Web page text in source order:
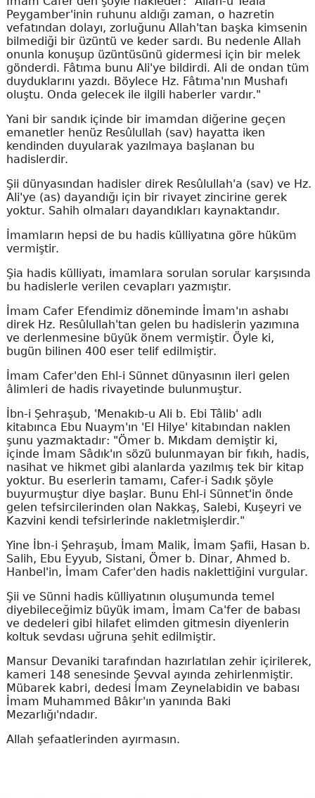
Peygamber'inin ruhunu aldığı zaman, o hazretin
vefatından dolayı, zorluğunu Allah'tan başka kimsenin
bilmediği bir üzüntü ve keder sardı. Bu nedenle Allah
onunla konuşup üzüntüsünü gidermesi için bir melek
gönderdi. Fâtıma bunu Ali'ye bildirdi. Ali de ondan tüm
duyduklarını yazdı. Böylece Hz. Fâtıma'nın Mushafı
oluştu. Onda gelecek ile ilgili haberler vardır."
Yani bir sandık içinde bir imamdan diğerine geçen
emanetler henüz Resûlullah (sav) hayatta iken
kendinden duyularak yazılmaya başlanan bu
hadislerdir.
Şii dünyasından hadisler direk Resûlullah'a (sav) ve Hz.
Ali'ye (as) dayandığı için bir rivayet zincirine gerek
yoktur. Sahih olmaları dayandıkları kaynaktandır.
İmamların hepsi de bu hadis külliyatına göre hüküm
vermiştir.
Şia hadis külliyatı, imamlara sorulan sorular karşısında
bu hadislerle verilen cevapları yazmıştır.
İmam Cafer Efendimiz döneminde İmam'ın ashabı
direk Hz. Resûlullah'tan gelen bu hadislerin yazımına
ve derlenmesine büyük önem vermiştir. Öyle ki,
bugün bilinen 400 eser telif edilmiştir.
İmam Cafer'den Ehl-i Sünnet dünyasının ileri gelen
âlimleri de hadis rivayetinde bulunmuştur.
İbn-i Şehraşub, 'Menakıb-u Ali b. Ebi Tâlib' adlı
kitabınca Ebu Nuaym'ın 'El Hilye' kitabından naklen
şunu yazmaktadır: "Ömer b. Mıkdam demiştir ki,
içinde İmam Sâdık'ın sözü bulunmayan bir fıkıh, hadis,
nasihat ve hikmet gibi alanlarda yazılmış tek bir kitap
yoktur. Bu eserlerin tamamı, Cafer-i Sadık şöyle
buyurmuştur diye başlar. Bunu Ehl-i Sünnet'in önde
gelen tefsircilerinden olan Nakkaş, Salebi, Kuşeyri ve
Kazvini kendi tefsirlerinde nakletmişlerdir."
Yine İbn-i Şehraşub, İmam Malik, İmam Şafii, Hasan b.
Salih, Ebu Eyyub, Sistani, Ömer b. Dinar, Ahmed b.
Hanbel'in, İmam Cafer'den hadis naklettiğini vurgular.
Şii ve Sünni hadis külliyatının oluşumunda temel
diyebileceğimiz büyük imam, İmam Ca'fer de babası
ve dedeleri gibi hilafet elimden gitmesin diyenlerin
koltuk sevdası uğruna şehit edilmiştir.
Mansur Devaniki tarafından hazırlatılan zehir içirilerek,
kameri 148 senesinde Şevval ayında zehirlenmiştir.
Mübarek kabri, dedesi İmam Zeynelabidin ve babası
İmam Muhammed Bâkır'ın yanında Baki
Mezarlığı'ndadır.
Allah şefaatlerinden ayırmasın.